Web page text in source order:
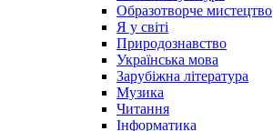
Образотворче мистецтво
Я у світі
Природознавство
Українська мова
Зарубіжна література
Музика
Читання
Інформатика